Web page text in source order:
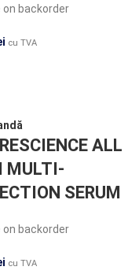
on backorder
cu TVA
ALL
MULTI-
SERUM
on backorder
cu TVA